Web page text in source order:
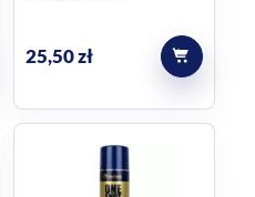
25,50zł